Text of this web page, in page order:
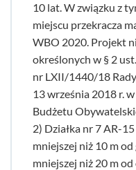
10 lat. W związku z
miejscu przekracza
WBO 2020. Projekt
określonych w § 2
nr LXII/1440/18
13 września 2018 r.
Budżetu
2) Działka nr 7 AR-
mniejszej niż 10 m
mniejszej niż 20 m